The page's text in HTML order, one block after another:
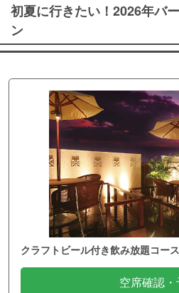
初夏に行きたい！2026年バ
ン
クラフトビール付き飲み放題コー
空席確認・